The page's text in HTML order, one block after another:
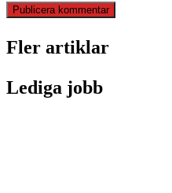
Fler artiklar
Lediga jobb